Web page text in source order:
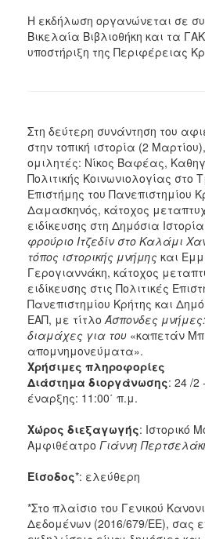
Η εκδήλωση οργανώνεται σε
Βικελαία Βιβλιοθήκη και τα
υποστήριξη της Περιφέρειας
Στη δεύτερη συνάντηση του
στην τοπική ιστορία (2
ομιλητές: Νίκος Βαφέας,
Πολιτικής Κοινωνιολογίας στο
Επιστήμης του Πανεπιστημίου
Δαμασκηνός, κάτοχος
ειδίκευσης στη Δημόσια
φρούριο Ιτζεδίν στο Καλάμι
τόπος ιστορικής μνήμης και
Γερογιαννάκη, κάτοχος
ειδίκευσης στις Πολιτικές
Πανεπιστημίου Κρήτης και
ΕΑΠ, με τίτλο Άσπονδες
διαμάχες για του «καπετάν
απομνημονεύματα».
Χρήσιμες πληροφορίες
Διάστημα διοργάνωσης: 24 /2
έναρξης: 11:00΄ π.μ.
Χώρος διεξαγωγής: Ιστορικό
Αμφιθέατρο Γιάννη
Είσοδος*: ελεύθερη
*Στο πλαίσιο του Γενικού
Δεδομένων (2016/679/ΕΕ), σας